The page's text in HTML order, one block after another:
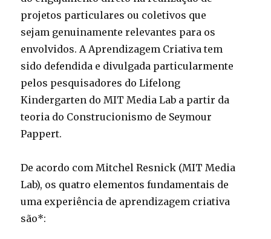
projetos particulares ou coletivos que
sejam genuinamente relevantes para os
envolvidos. A Aprendizagem Criativa tem
sido defendida e divulgada particularmente
pelos pesquisadores do Lifelong
Kindergarten do MIT Media Lab a partir da
teoria do Construcionismo de Seymour
Pappert.
De acordo com Mitchel Resnick (MIT Media
Lab), os quatro elementos fundamentais de
uma experiência de aprendizagem criativa
são*: